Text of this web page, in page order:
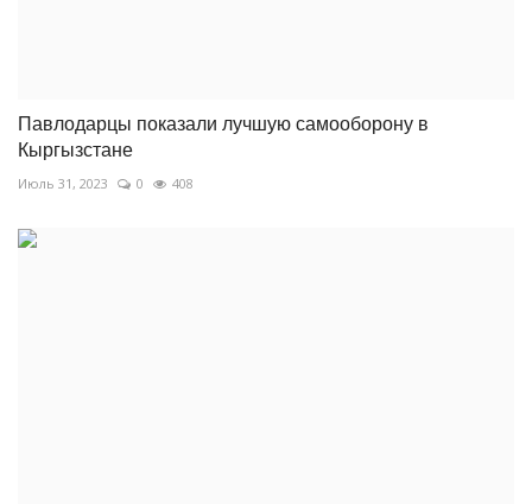
Павлодарцы показали лучшую самооборону в
Кыргызстане
Июль 31, 2023 0 408